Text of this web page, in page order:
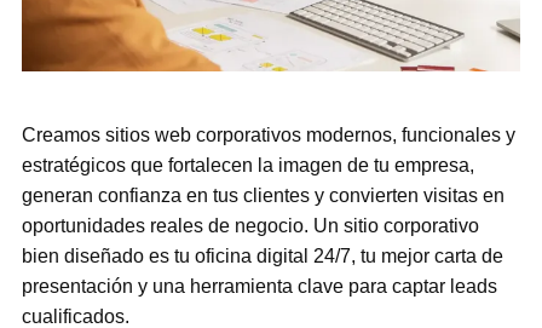
Creamos sitios web corporativos modernos, funcionales y
estratégicos que fortalecen la imagen de tu empresa,
generan confianza en tus clientes y convierten visitas en
oportunidades reales de negocio. Un sitio corporativo
bien diseñado es tu oficina digital 24/7, tu mejor carta de
presentación y una herramienta clave para captar leads
cualificados.